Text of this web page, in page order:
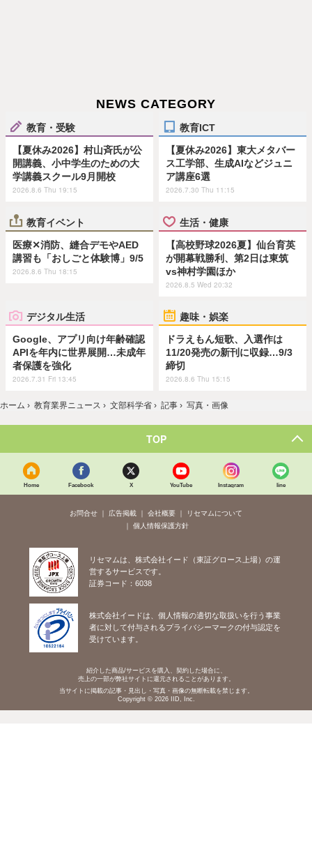
NEWS CATEGORY
教育・受験
【夏休み2026】村山斉氏が公
開講義、小中学生のための大
学講義スクール9月開校
2026.8.6 Thu 19:15
教育ICT
【夏休み2026】東大メタバー
ス工学部、生成AIなどジュニ
ア講座6選
2026.7.30 Thu 11:15
教育イベント
医療✕消防、縫合デモやAED
講習も「おしごと体験博」9/5
2026.8.6 Thu 18:15
生活・健康
【高校野球2026夏】仙台育英
が開幕戦勝利、第2日は東筑
vs神村学園ほか
2026.8.5 Wed 20:32
デジタル生活
Google、アプリ向け年齢確認
APIを年内に世界展開…未成年
者保護を強化
2026.7.31 Fri 13:45
趣味・娯楽
ドラえもん短歌、入選作は
11/20発売の新刊に収録…9/3
締切
2026.8.6 Thu 15:15
ホーム › 教育業界ニュース › 文部科学省 › 記事 › 写真・画像
TOP
Home Facebook X YouTube Instagram line
お問合せ 広告掲載 会社概要
リセマムについて
個人情報保護方針
リセマムは、株式会社イード（東証グロース上場）の運
営するサービスです。
証券コード：6038
株式会社イードは、個人情報の適切な取扱いを行う事業
者に対して付与されるプライバシーマークの付与認定を
受けています。
紹介した商品/サービスを購入、契約した場合に、
売上の一部が弊社サイトに還元されることがあります。
当サイトに掲載の記事・見出し・写真・画像の無断転載を禁じます。
Copyright © 2026 IID, Inc.